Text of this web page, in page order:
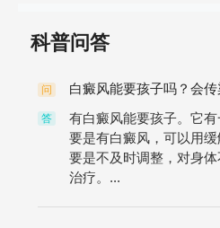
科普问答
问 白癜风能要孩子吗？会传
答
有白癜风能要孩子。它有
要是有白癜风，可以用缓
要是不及时调整，对身
治疗。...